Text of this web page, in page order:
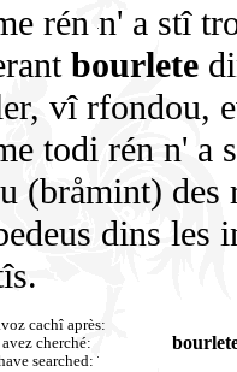
rén n' a stî
bourlete
vî rfondou,
todi rén n' a
(bråmint) des
dins les
cachî après:
avez cherché:
searched: